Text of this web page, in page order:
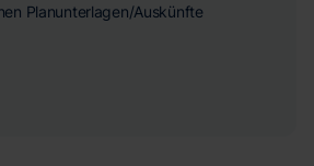
Planunterlagen/Auskünfte